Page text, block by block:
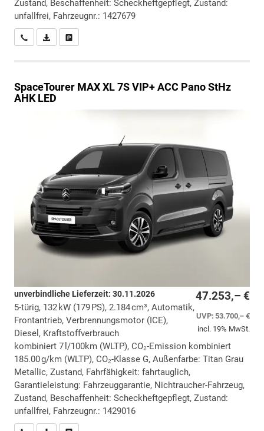
Zustand, Beschaffenheit: Scheckheftgepflegt, Zustand:
unfallfrei, Fahrzeugnr.: 1427679
Wir rufen Sie anPDF-Datei, Fahrzeugexposé drucken
SpaceTourer MAX XL 7S VIP+ ACC Pano StHz
AHK LED
47.253,– €
UVP:53.700,– €
incl. 19% MwSt.
unverbindliche Lieferzeit: 30.11.2026
5-türig, 132 kW (179 PS), 2.184 cm³, Automatik,
Frontantrieb, Verbrennungsmotor (ICE),
Diesel, Kraftstoffverbrauch
kombiniert 7 l/100km (WLTP), CO₂-Emission kombiniert
185.00 g/km (WLTP), CO₂-Klasse G, Außenfarbe: Titan Grau
Metallic, Zustand, Fahrfähigkeit: fahrtauglich,
Garantieleistung: Fahrzeuggarantie, Nichtraucher-Fahrzeug,
Zustand, Beschaffenheit: Scheckheftgepflegt, Zustand:
unfallfrei, Fahrzeugnr.: 1429016